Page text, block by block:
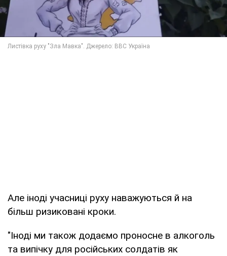
Але іноді учасниці руху наважуються й на
більш ризиковані кроки.
"Іноді ми також додаємо проносне в алкоголь
та випічку для російських солдатів як